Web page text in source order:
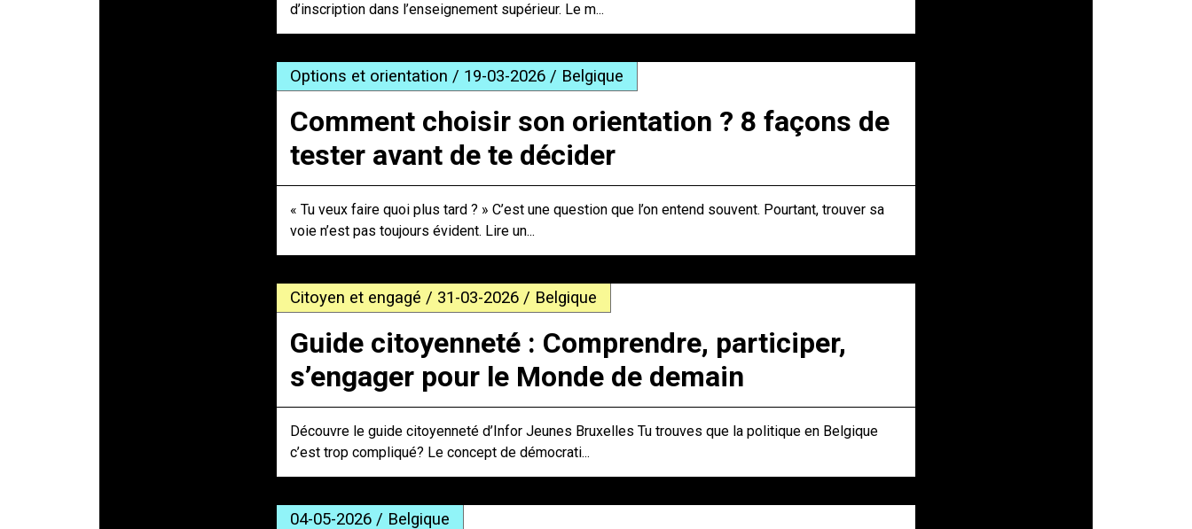
d’inscription dans l’enseignement supérieur. Le m...
Options et orientation / 19-03-2026 / Belgique
Comment choisir son orientation ? 8 façons de
tester avant de te décider
« Tu veux faire quoi plus tard ? » C’est une question que l’on entend souvent. Pourtant, trouver sa
voie n’est pas toujours évident. Lire un...
Citoyen et engagé / 31-03-2026 / Belgique
Guide citoyenneté : Comprendre, participer,
s’engager pour le Monde de demain
Découvre le guide citoyenneté d’Infor Jeunes Bruxelles Tu trouves que la politique en Belgique
c’est trop compliqué? Le concept de démocrati...
04-05-2026 / Belgique